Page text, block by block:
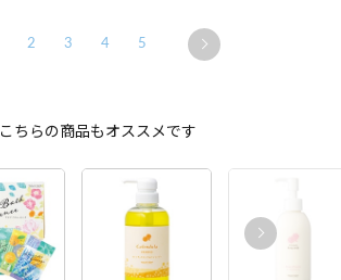
2 3 4 5
こちらの商品もオススメです